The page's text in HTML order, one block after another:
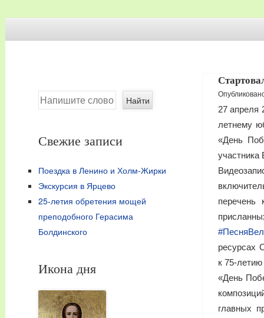
Храм святых Космы и
Дамиана Ассийских в
27 апреля
летнему
«День
участника
ресурсах
к 75-
«День
главных
Search
Свежие записи
Поездка в Ленино и Холм-Жирки
Экскурсия в Ярцево
25-летия обретения мощей
преподобного Герасима
Болдинского
Икона дня